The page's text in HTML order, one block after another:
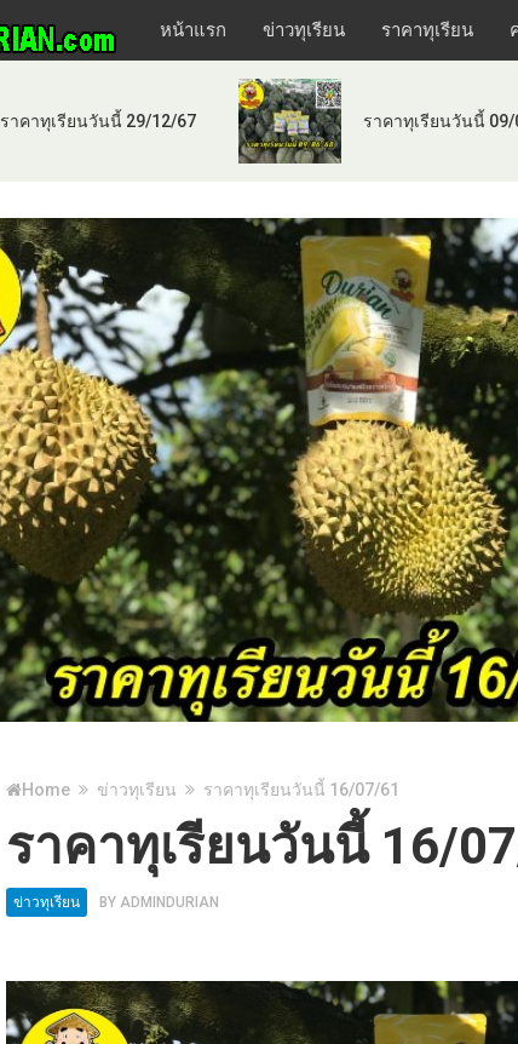
หน้าแรก ข่าวทุเรียน ราคาทุเรียน
ราคาทุเรียนวันนี้ 29/12/67 ราคาทุเรียนวันนี้ 09/
Home ข่าวทุเรียน ราคาทุเรียนวันนี้ 16/07/61
ราคาทุเรียนวันนี้ 16/
ข่าวทุเรียน BY ADMINDURIAN